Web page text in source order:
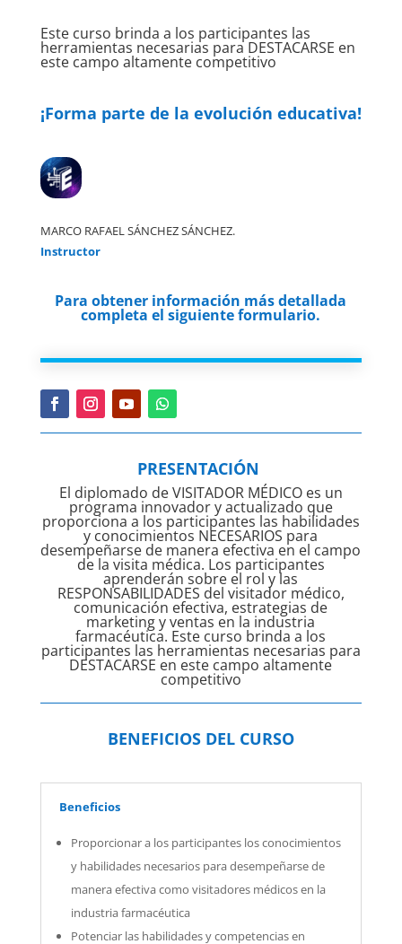
Este curso brinda a los participantes las
herramientas necesarias para DESTACARSE en
este campo altamente competitivo
¡Forma parte de la evolución educativa!
MARCO RAFAEL SÁNCHEZ SÁNCHEZ.
Instructor
Para obtener información más detallada
completa el siguiente formulario.
PRESENTACIÓN
El diplomado de VISITADOR MÉDICO es un
programa innovador y actualizado que
proporciona a los participantes las habilidades
y conocimientos NECESARIOS para
desempeñarse de manera efectiva en el campo
de la visita médica. Los participantes
aprenderán sobre el rol y las
RESPONSABILIDADES del visitador médico,
comunicación efectiva, estrategias de
marketing y ventas en la industria
farmacéutica. Este curso brinda a los
participantes las herramientas necesarias para
DESTACARSE en este campo altamente
competitivo
BENEFICIOS DEL CURSO
Beneficios
Proporcionar a los participantes los conocimientos
y habilidades necesarios para desempeñarse de
manera efectiva como visitadores médicos en la
industria farmacéutica
Potenciar las habilidades y competencias en